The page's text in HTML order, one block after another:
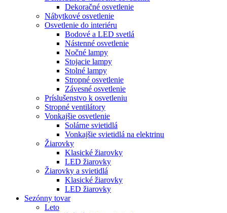
Dekoračné osvetlenie
Nábytkové osvetlenie
Osvetlenie do interiéru
Bodové a LED svetlá
Nástenné osvetlenie
Nočné lampy
Stojacie lampy
Stolné lampy
Stropné osvetlenie
Závesné osvetlenie
Príslušenstvo k osvetleniu
Stropné ventilátory
Vonkajšie osvetlenie
Solárne svietidlá
Vonkajšie svietidlá na elektrinu
Žiarovky
Klasické žiarovky
LED žiarovky
Žiarovky a svietidlá
Klasické žiarovky
LED žiarovky
Sezónny tovar
Leto